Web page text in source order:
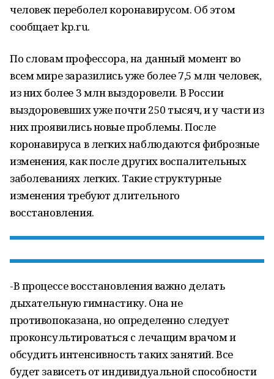
человек переболел коронавирусом. Об этом
сообщает kp.ru.
По словам профессора, на данный момент во
всем мире заразились уже более 7,5 млн человек,
из них более 3 млн выздоровели. В России
выздоровевших уже почти 250 тысяч, и у части из
них проявились новые проблемы. После
коронавируса в легких наблюдаются фиброзные
изменения, как после других воспалительных
заболеваниях легких. Такие структурные
изменения требуют длительного
восстановления.
-В процессе восстановления важно делать
дыхательную гимнастику. Она не
противопоказана, но определенно следует
проконсультироваться с лечащим врачом и
обсудить интенсивность таких занятий. Все
будет зависеть от индивидуальной способности